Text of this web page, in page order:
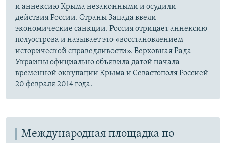
и аннексию Крыма незаконными и осудили
действия России. Страны Запада ввели
экономические санкции. Россия отрицает аннексию
полуострова и называет это «восстановлением
исторической справедливости». Верховная Рада
Украины официально объявила датой начала
временной оккупации Крыма и Севастополя Россией
20 февраля 2014 года.
Международная площадка по